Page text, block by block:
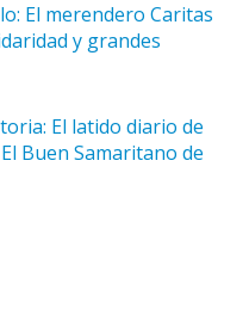
El merendero Caritas
y grandes
El latido diario de
Buen Samaritano de